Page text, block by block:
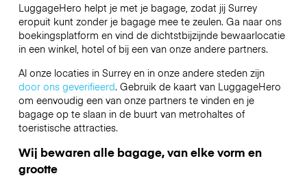
LuggageHero helpt je met je bagage, zodat jij Surrey
eropuit kunt zonder je bagage mee te zeulen. Ga naar ons
boekingsplatform en vind de dichtstbijzijnde bewaarlocatie
in een winkel, hotel of bij een van onze andere partners.
Al onze locaties in Surrey en in onze andere steden zijn
door ons geverifieerd. Gebruik de kaart van LuggageHero
om eenvoudig een van onze partners te vinden en je
bagage op te slaan in de buurt van metrohaltes of
toeristische attracties.
Wij bewaren alle bagage, van elke vorm en
grootte